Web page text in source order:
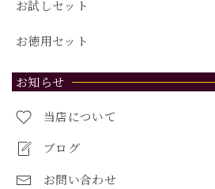
お試しセット
お徳用セット
お知らせ
当店について
ブログ
お問い合わせ